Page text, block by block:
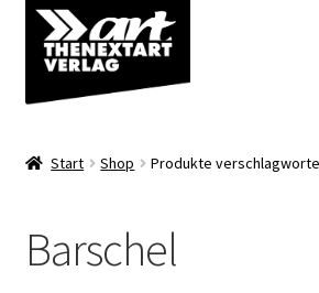
Zur
Navigation
springen
Zum
Inhalt
springen
Über uns
Start Shop Produkte
Barschel